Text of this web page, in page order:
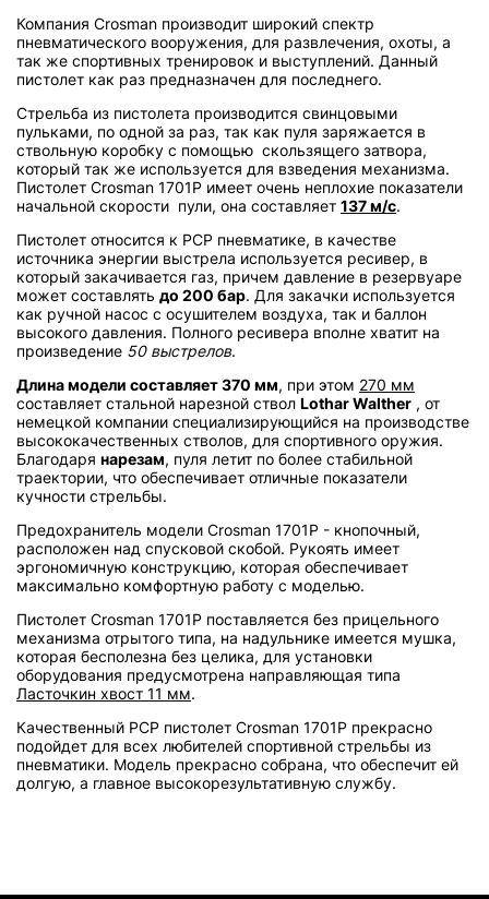
Компания Crosman производит широкий спектр
пневматического вооружения, для развлечения, охоты, а
так же спортивных тренировок и выступлений. Данный
пистолет как раз предназначен для последнего.
Стрельба из пистолета производится свинцовыми
пульками, по одной за раз, так как пуля заряжается в
ствольную коробку с помощью скользящего затвора,
который так же используется для взведения механизма.
Пистолет Crosman 1701P имеет очень неплохие показатели
начальной скорости пули, она составляет 137 м/с.
Пистолет относится к PCP пневматике, в качестве
источника энергии выстрела используется ресивер, в
который закачивается газ, причем давление в резервуаре
может составлять до 200 бар. Для закачки используется
как ручной насос с осушителем воздуха, так и баллон
высокого давления. Полного ресивера вполне хватит на
произведение 50 выстрелов.
Длина модели составляет 370 мм, при этом 270 мм
составляет стальной нарезной ствол Lothar Walther , от
немецкой компании специализирующийся на производстве
высококачественных стволов, для спортивного оружия.
Благодаря нарезам, пуля летит по более стабильной
траектории, что обеспечивает отличные показатели
кучности стрельбы.
Предохранитель модели Crosman 1701P - кнопочный,
расположен над спусковой скобой. Рукоять имеет
эргономичную конструкцию, которая обеспечивает
максимально комфортную работу с моделью.
Пистолет Crosman 1701P поставляется без прицельного
механизма отрытого типа, на надульнике имеется мушка,
которая бесполезна без целика, для установки
оборудования предусмотрена направляющая типа
Ласточкин хвост 11 мм.
Качественный PCP пистолет Crosman 1701P прекрасно
подойдет для всех любителей спортивной стрельбы из
пневматики. Модель прекрасно собрана, что обеспечит ей
долгую, а главное высокорезультативную службу.